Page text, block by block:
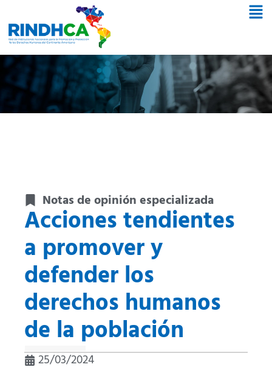
Notas de opinión especializada
Acciones tendientes
a promover y
defender los
derechos humanos
de la población
25/03/2024